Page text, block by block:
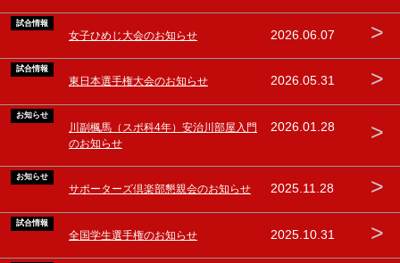
試合情報
女子ひめじ大会のお知らせ 2026.06.07 >
試合情報
東日本選手権大会のお知らせ 2026.05.31 >
お知らせ
川副楓馬（スポ科4年）安治川部屋入門
のお知らせ
2026.01.28 >
お知らせ
サポーターズ倶楽部懇親会のお知らせ 2025.11.28 >
試合情報
全国学生選手権のお知らせ 2025.10.31 >